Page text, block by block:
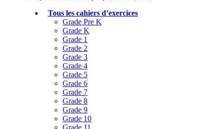
Tous les cahiers d’exercices
Grade Pre K
Grade K
Grade 1
Grade 2
Grade 3
Grade 4
Grade 5
Grade 6
Grade 7
Grade 8
Grade 9
Grade 10
Grade 11